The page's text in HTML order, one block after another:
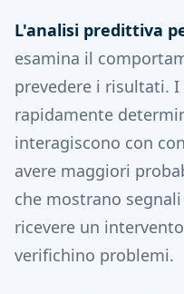
L'analisi predittiva
esamina il
prevedere i risultati.
rapidamente
interagiscono con
avere maggiori
che mostrano
ricevere un
verifichino problemi.